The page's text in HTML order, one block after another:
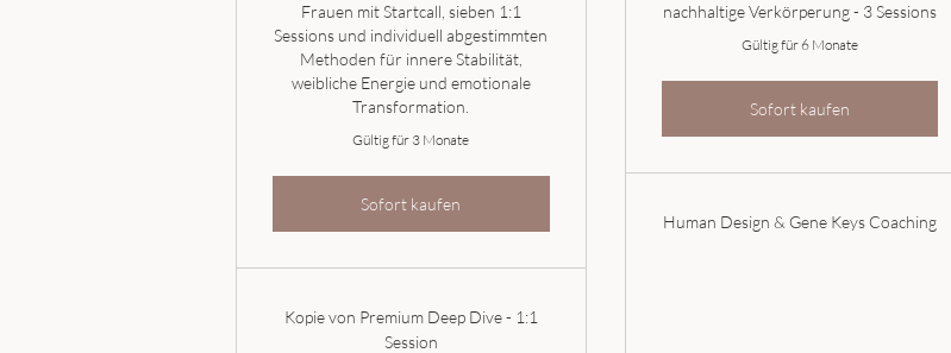
Frauen mit Startcall, sieben 1:1
Sessions und individuell abgestimmten
Methoden für innere Stabilität,
weibliche Energie und emotionale
Transformation.
Gültig für 3 Monate
Sofort kaufen
Kopie von Premium Deep Dive - 1:1
Session
nachhaltige Verkörperung - 3 Sessions
Gültig für 6 Monate
Sofort kaufen
Human Design & Gene Keys Coaching